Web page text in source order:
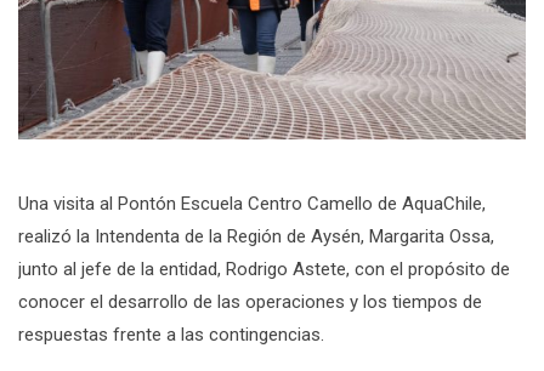
Una visita al Pontón Escuela Centro Camello de AquaChile,
realizó la Intendenta de la Región de Aysén, Margarita Ossa,
junto al jefe de la entidad, Rodrigo Astete, con el propósito de
conocer el desarrollo de las operaciones y los tiempos de
respuestas frente a las contingencias.